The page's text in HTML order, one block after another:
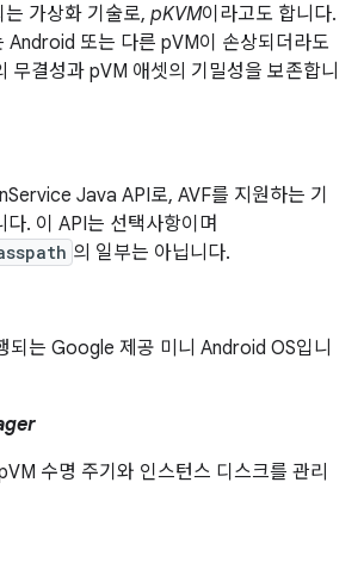
가상화 기술로, pKVM이라고도 합니다.
또는 다른 pVM이 손상되더라도
무결성과 pVM 애셋의 기밀성을 보존합니
Java API로, AVF를 지원하는 기
다. 이 API는 선택사항이며
의 일부는 아닙니다.
되는 Google 제공 미니 Android OS입니
수명 주기와 인스턴스 디스크를 관리